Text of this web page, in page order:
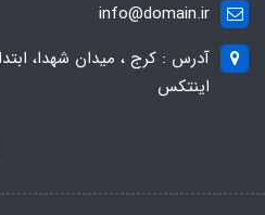
info@domain.ir
آدرس : کرج ، میدان شهدا،
اینتکس